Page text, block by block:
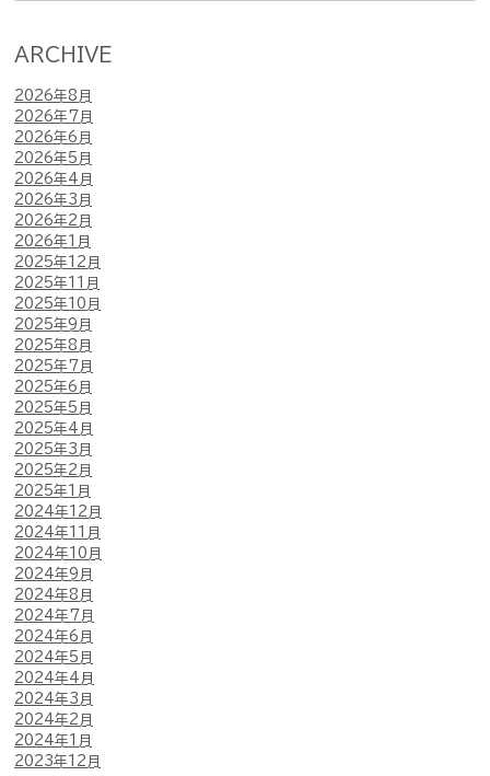
ARCHIVE
2026年8月
2026年7月
2026年6月
2026年5月
2026年4月
2026年3月
2026年2月
2026年1月
2025年12月
2025年11月
2025年10月
2025年9月
2025年8月
2025年7月
2025年6月
2025年5月
2025年4月
2025年3月
2025年2月
2025年1月
2024年12月
2024年11月
2024年10月
2024年9月
2024年8月
2024年7月
2024年6月
2024年5月
2024年4月
2024年3月
2024年2月
2024年1月
2023年12月